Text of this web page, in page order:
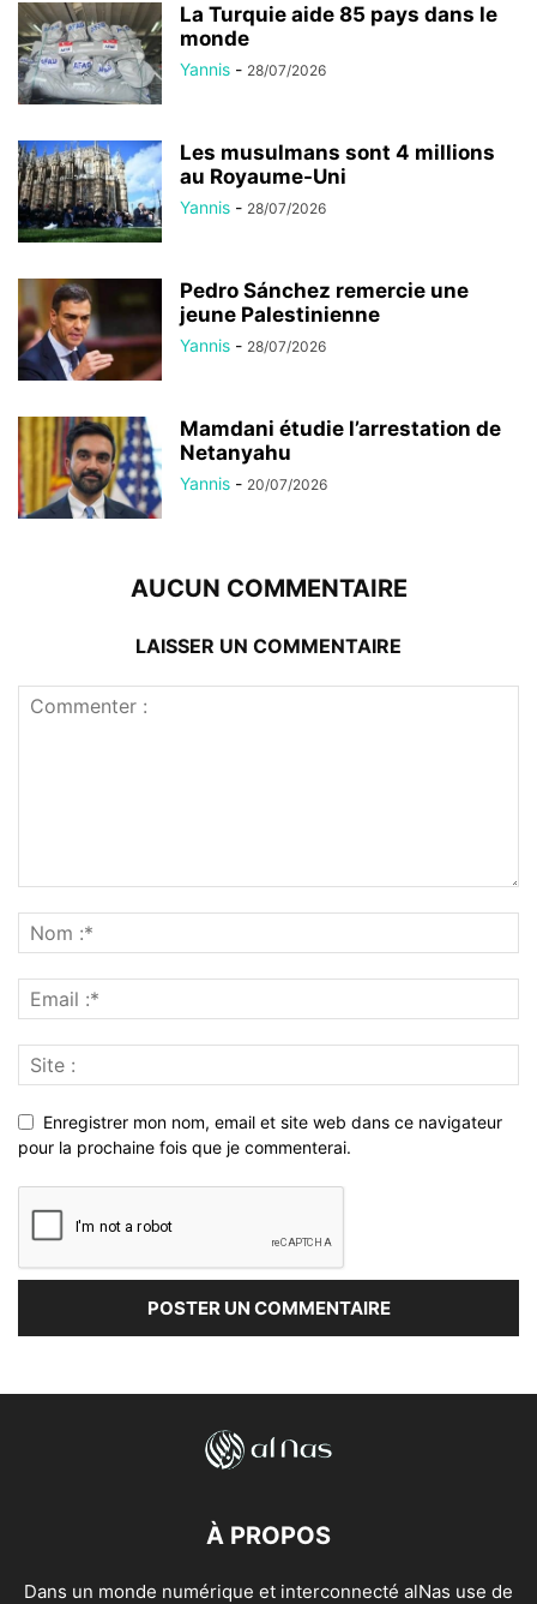
La Turquie aide 85 pays dans le
monde
Yannis - 28/07/2026
Les musulmans sont 4 millions
au Royaume-Uni
Yannis - 28/07/2026
Pedro Sánchez remercie une
jeune Palestinienne
Yannis - 28/07/2026
Mamdani étudie l’arrestation de
Netanyahu
Yannis - 20/07/2026
AUCUN COMMENTAIRE
LAISSER UN COMMENTAIRE
Enregistrer mon nom, email et site web dans ce navigateur
pour la prochaine fois que je commenterai.
À PROPOS
Dans un monde numérique et interconnecté alNas use de